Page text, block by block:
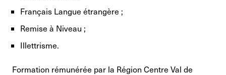
Français Langue étrangère ;
Remise à Niveau ;
Illettrisme.
Formation rémunérée par la Région Centre Val de